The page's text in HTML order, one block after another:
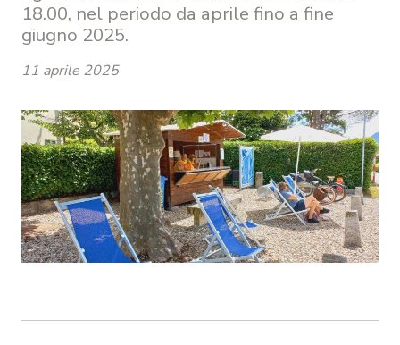
18.00, nel periodo da aprile fino a fine
giugno 2025.
11 aprile 2025